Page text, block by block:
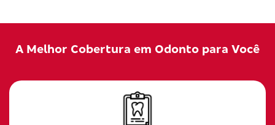
A Melhor Cobertura em Odonto para Você